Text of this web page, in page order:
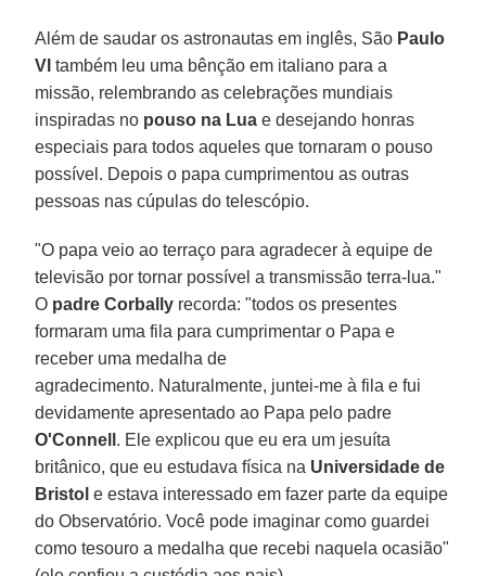
Além de saudar os astronautas em inglês, São Paulo
VI também leu uma bênção em italiano para a
missão, relembrando as celebrações mundiais
inspiradas no pouso na Lua e desejando honras
especiais para todos aqueles que tornaram o pouso
possível. Depois o papa cumprimentou as outras
pessoas nas cúpulas do telescópio.
"O papa veio ao terraço para agradecer à equipe de
televisão por tornar possível a transmissão terra-lua."
O padre Corbally recorda: "todos os presentes
formaram uma fila para cumprimentar o Papa e
receber uma medalha de
agradecimento. Naturalmente, juntei-me à fila e fui
devidamente apresentado ao Papa pelo padre
O'Connell . Ele explicou que eu era um jesuíta
britânico, que eu estudava física na Universidade de
Bristol e estava interessado em fazer parte da equipe
do Observatório. Você pode imaginar como guardei
como tesouro a medalha que recebi naquela ocasião"